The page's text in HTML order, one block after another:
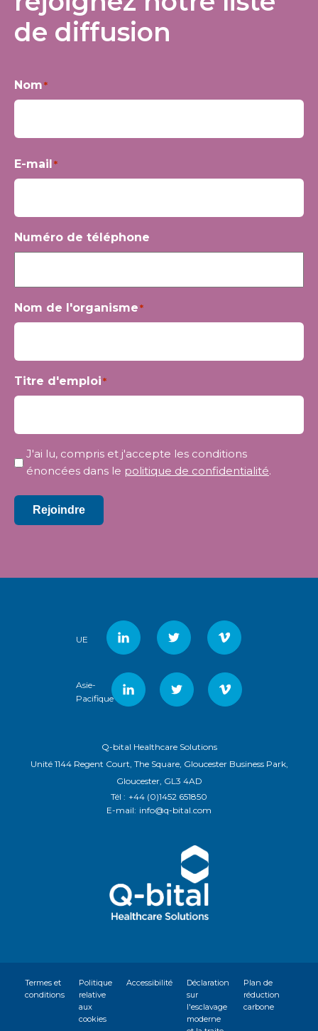
de diffusion
Nom*
E-mail *
Numéro de téléphone
Nom de l'organisme*
Titre d'emploi*
Confidentialité *
J'ai lu, compris et j'accepte les conditions
énoncées dans le politique de confidentialité.
Rejoindre
UE
Asie-
Pacifique
Q-bital Healthcare Solutions
Unité 1144 Regent Court, The Square, Gloucester Business Park,
Gloucester, GL3 4AD
Tél : +44 (0)1452 651850
E-mail: info@q-bital.com
Termes et
conditions
Politique
relative
aux
cookies
Accessibilité
Déclaration
sur
l'esclavage
moderne
Plan de
réduction
carbone